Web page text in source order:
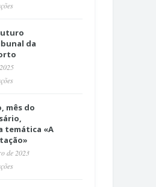
da
mês do
temática «A
de 2023